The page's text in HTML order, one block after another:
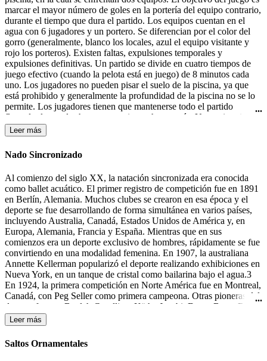
estilo mariposa fue desarrollado en la década de 1930 y fue en un
primer momento una variante del estilo braza, hasta que fue
aceptado como un estilo independiente en 1952.
marcar el mayor número de goles en la portería del equipo contrario,
durante el tiempo que dura el partido. Los equipos cuentan en el
agua con 6 jugadores y un portero. Se diferencian por el color del
gorro (generalmente, blanco los locales, azul el equipo visitante y
rojo los porteros). Existen faltas, expulsiones temporales y
expulsiones definitivas. Un partido se divide en cuatro tiempos de
juego efectivo (cuando la pelota está en juego) de 8 minutos cada
uno. Los jugadores no pueden pisar el suelo de la piscina, ya que
está prohibido y generalmente la profundidad de la piscina no se lo
permite. Los jugadores tienen que mantenerse todo el partido
flotando, lo que les hace consumir mucha energía. Un equipo tiene
30 segundos de posesión de la pelota para efectuar un lanzamiento a
la portería contraria.
Leer más
Nado Sincronizado
Al comienzo del siglo XX, la natación sincronizada era conocida
como ballet acuático. El primer registro de competición fue en 1891
en Berlín, Alemania. Muchos clubes se crearon en esa época y el
deporte se fue desarrollando de forma simultánea en varios países,
incluyendo Australia, Canadá, Estados Unidos de América y, en
Europa, Alemania, Francia y España. Mientras que en sus
comienzos era un deporte exclusivo de hombres, rápidamente se fue
convirtiendo en una modalidad femenina. En 1907, la australiana
Annette Kellerman popularizó el deporte realizando exhibiciones en
Nueva York, en un tanque de cristal como bailarina bajo el agua.3
En 1924, la primera competición en Norte América fue en Montreal,
Canadá, con Peg Seller como primera campeona. Otras pioneras del
deporte fueron: Beulah Gundling, Käthe Jacobi, Dawn Bean, Billie
MacKellar, Teresa Anderson y Gail Johnson. Muchas de las
competiciones de esos días todavía se desarrollaban en lagos y ríos.
Durante los años 30 del siglo XX tuvieron lugar las primeras
competiciones en Alemania, Canadá y los Estados Unidos.4 En
Leer más
Saltos Ornamentales